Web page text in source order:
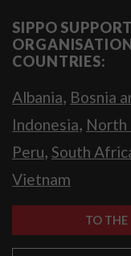
SIPPO
COUNTRIES:
Albania, Bosnia
Indonesia, North
Peru, South
Vietnam
TO THE